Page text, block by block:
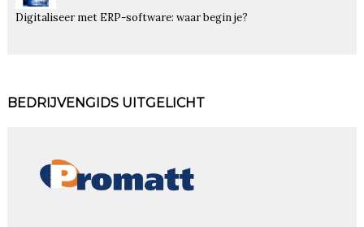
Digitaliseer met ERP-software: waar begin je?
BEDRIJVENGIDS UITGELICHT